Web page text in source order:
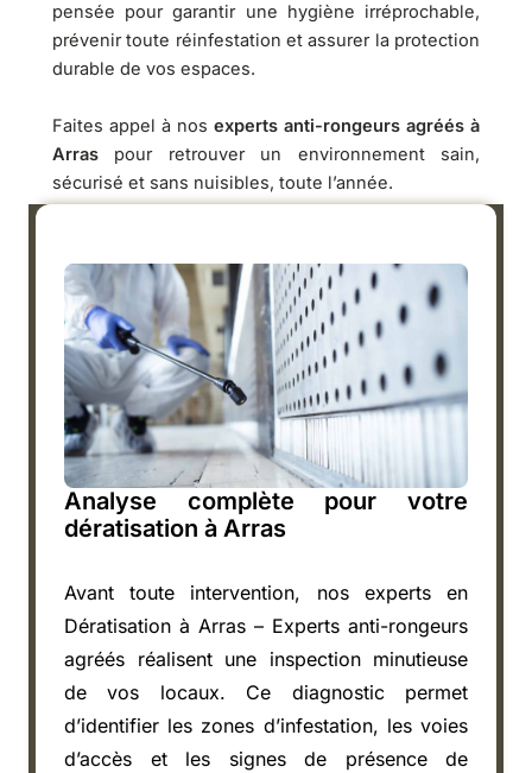
pensée pour garantir une hygiène irréprochable,
prévenir toute réinfestation et assurer la protection
durable de vos espaces.
Faites appel à nos experts anti-rongeurs agréés à
Arras pour retrouver un environnement sain,
sécurisé et sans nuisibles, toute l’année.
Analyse complète pour votre
dératisation à Arras
Avant toute intervention, nos experts en
Dératisation à Arras – Experts anti-rongeurs
agréés réalisent une inspection minutieuse
de vos locaux. Ce diagnostic permet
d’identifier les zones d’infestation, les voies
d’accès et les signes de présence de